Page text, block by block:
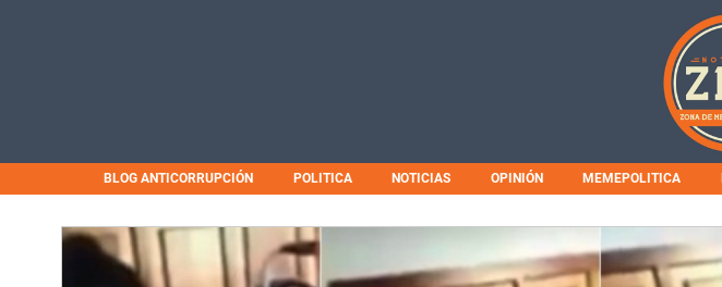
BLOG ANTICORRUPCIÓN POLITICA NOTICIAS OPINIÓN MEMEPOLITICA